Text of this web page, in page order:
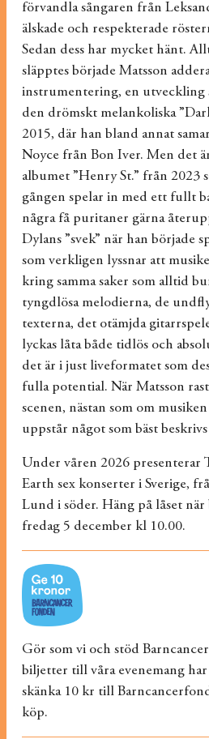
förvandla sångaren från
älskade och respekterade
Sedan dess har mycket hänt.
släpptes började Matsson
instrumentering, en utveckling
den drömskt melankoliska
2015, där han bland annat
Noyce från Bon Iver. Men det
albumet ”Henry St.” från 2023
gången spelar in med ett fullt
några få puritaner gärna
Dylans ”svek” när han började
som verkligen lyssnar att
kring samma saker som alltid
tyngdlösa melodierna, de
texterna, det otämjda
lyckas låta både tidlös och
det är i just liveformatet som
fulla potential. När Matsson
scenen, nästan som om
uppstår något som bäst beskrivs
Under våren 2026 presenterar
Earth sex konserter i Sverige,
Lund i söder. Häng på låset
fredag 5 december kl 10.00.
Gör som vi och stöd
biljetter till våra evenemang
skänka 10 kr till
köp.